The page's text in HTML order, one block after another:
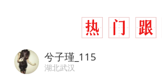
兮子瑾_115
湖北武汉